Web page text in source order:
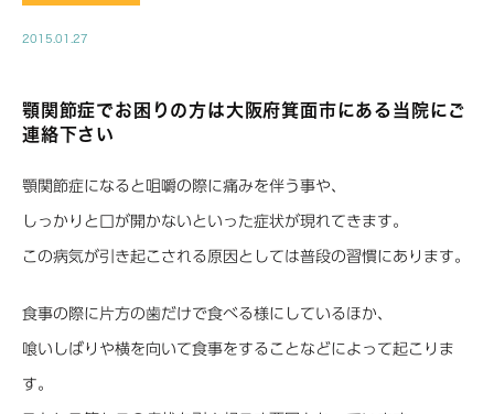
2015.01.27
顎関節症でお困りの方は大阪府箕面市にある当院にご
連絡下さい
顎関節症になると咀嚼の際に痛みを伴う事や、
しっかりと口が開かないといった症状が現れてきます。
この病気が引き起こされる原因としては普段の習慣にあります。
食事の際に片方の歯だけで食べる様にしているほか、
喰いしばりや横を向いて食事をすることなどによって起こりま
す。